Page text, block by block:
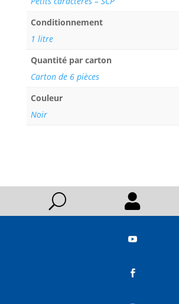
Conditionnement
1 litre
Quantité par carton
Carton de 6 pièces
Couleur
Noir
U 

